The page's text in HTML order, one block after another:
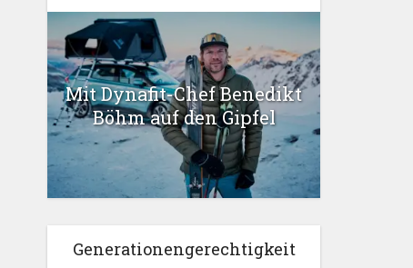
Mit Dynafit-Chef Benedikt
Böhm auf den Gipfel
Generationengerechtigkeit